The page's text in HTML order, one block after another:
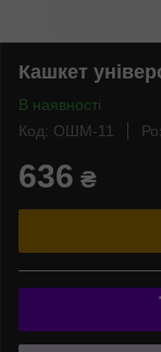
Кашкет
В наявності
Код: ОШМ-11
636 ₴